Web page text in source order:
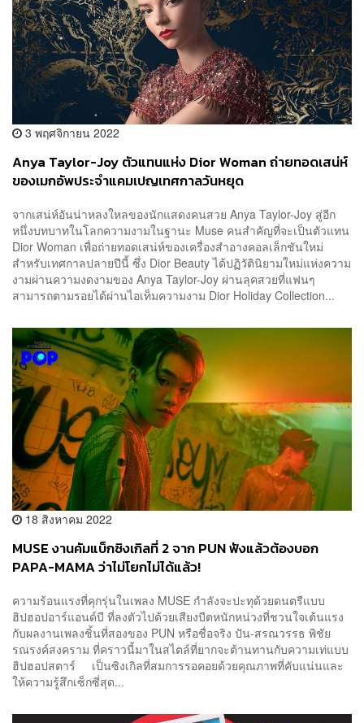
3 พฤศจิกายน 2022
Anya Taylor-Joy ตัวแทนแห่ง Dior Woman ถ่ายทอดเสน่ห์
ของเมกอัพประจำแคมเปญเทศกาลวันหยุด
จากเสน่ห์อันน่าหลงใหลของนักแสดงคนสวย Anya Taylor-Joy สู่อีก
หนึ่งบทบาทในโลกความงามในฐานะ Muse คนสำคัญที่จะเป็นตัวแทน
Dior Woman เพื่อถ่ายทอดเสน่ห์ของเครื่องสำอางคอลเล็กชันใหม่
สำหรับเทศกาลปลายปีนี้ ซึ่ง Dior Beauty ได้ปฏิวัตินิยามใหม่แห่งความ
งามผ่านความงดงามของ Anya Taylor-Joy ผ่านลุคสวยที่แฟนๆ
สามารถตามรอยได้ผ่านไอเท็มความงาม Dior Holiday Collection...
18 สิงหาคม 2022
MUSE งานคัมแบ็กซิงเกิลที่ 2 จาก PUN ฟังแล้วต้องบอก
PAPA-MAMA ว่าไม่โยกไม่ได้แล้ว!
ความร้อนแรงที่คุกรุ่นในเพลง MUSE กำลังจะปะทุด้วยดนตรีแบบ
ฮิปฮอปอาร์แอนด์บี ที่ลงตัวไปด้วยเสียงบีตหนักหน่วงที่ชวนใจเต้นแรง
กับผลงานเพลงชิ้นที่สองของ PUN หรือชื่อจริง ปัน-สรณวรรธ พิชัย
รณรงค์สงคราม ที่คราวนี้มาในสไตล์ที่ยากจะต้านทานกับความเท่แบบ
ฮิปฮอปสตาร์ เป็นซิงเกิลที่สมการรอคอยด้วยคุณภาพที่คับแน่นและ
ให้ความรู้สึกเซ็กซี่สุด...